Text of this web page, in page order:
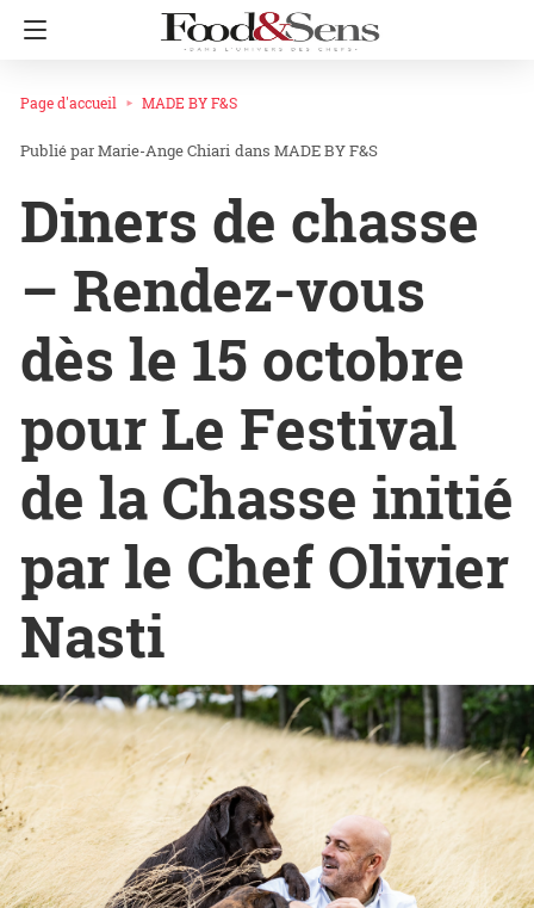
Page d'accueil MADE BY F&S
Marie-Ange Chiari dans MADE BY F&S
Diners de chasse
– Rendez-vous
dès le 15 octobre
pour Le Festival
de la Chasse initié
par le Chef Olivier
Nasti